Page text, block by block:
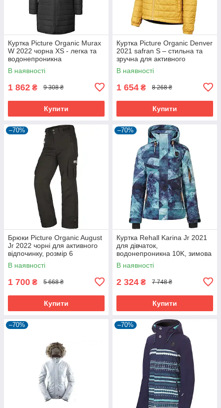
Куртка Picture Organic Murax
W 2022 чорна XS - легка та
водонепроникна
В наявності
1 862 ₴ 9 308 ₴
Купити
Куртка Picture Organic Denver
2021 safran S – стильна та
зручна для активного
відпочинку
В наявності
1 654 ₴ 8 268 ₴
Купити
–70%
Брюки Picture Organic August
Jr 2022 чорні для активного
відпочинку, розмір 6
В наявності
1 700 ₴ 5 668 ₴
Купити
–70%
Куртка Rehall Karina Jr 2021
для дівчаток,
водонепроникна 10K, зимова
гірськолижна
В наявності
2 324 ₴ 7 748 ₴
Купити
–70% –70%